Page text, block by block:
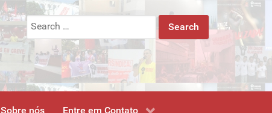
Search
for:
Sobre nós Entre em Contato